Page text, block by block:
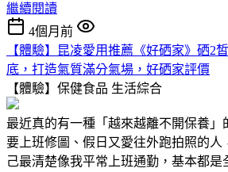
繼續閱讀
4個月前
【體驗】昆凌愛用推薦《好硒家》硒2
底，打造氣質滿分氣場，好硒家評價
【體驗】保健食品 生活綜合
最近真的有一種「越來越離不開保養」
要上班修圖、假日又愛往外跑拍照的人
己最清楚像我平常上班通勤，基本都是